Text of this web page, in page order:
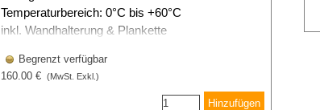
Temperaturbereich: 0°C bis +60°C
inkl. Wandhalterung & Plankette
Begrenzt verfügbar
160.00 €
(MwSt. Exkl.)
Hinzufügen